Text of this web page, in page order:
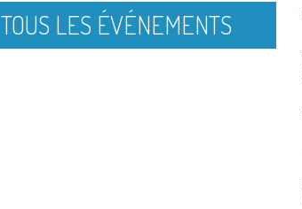
TOUS LES ÉVÉNEMENTS